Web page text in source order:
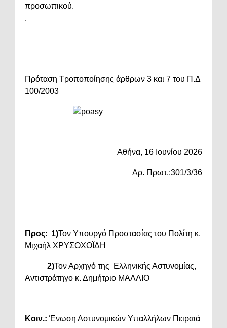
προσωπικού.
.
Πρόταση Τροποποίησης άρθρων 3 και 7 του Π.Δ
100/2003
Αθήνα, 16 Ιουνίου 2026
Αρ. Πρωτ.:301/3/36
Προς: 1)Τον Υπουργό Προστασίας του Πολίτη κ.
Μιχαήλ ΧΡΥΣΟΧΟΪΔΗ
2)Τον Αρχηγό της Ελληνικής Αστυνομίας,
Αντιστράτηγο κ. Δημήτριο ΜΑΛΛΙΟ
Κοιν.: Ένωση Αστυνομικών Υπαλλήλων Πειραιά